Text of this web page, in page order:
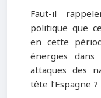
Faut-il
politique que
en cette
énergies
attaques des
tête l’Espagne ?